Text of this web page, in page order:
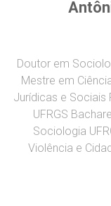
Doutor em
Mestre em
Jurídicas e Sociais
UFRGS
Sociologia
Violência e